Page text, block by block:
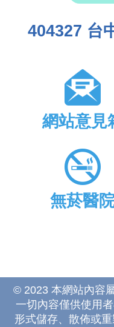
404327 台
網站意見
無菸醫
© 2023 本網站內容
一切內容僅供使用
形式儲存、散佈或